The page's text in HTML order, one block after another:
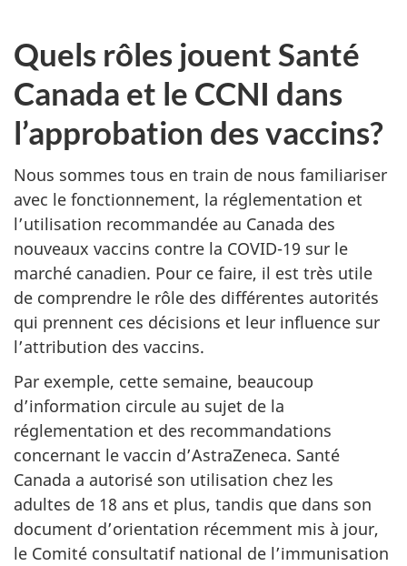
Quels rôles jouent Santé
Canada et le CCNI dans
l’approbation des vaccins?
Nous sommes tous en train de nous familiariser
avec le fonctionnement, la réglementation et
l’utilisation recommandée au Canada des
nouveaux vaccins contre la COVID-19 sur le
marché canadien. Pour ce faire, il est très utile
de comprendre le rôle des différentes autorités
qui prennent ces décisions et leur influence sur
l’attribution des vaccins.
Par exemple, cette semaine, beaucoup
d’information circule au sujet de la
réglementation et des recommandations
concernant le vaccin d’AstraZeneca. Santé
Canada a autorisé son utilisation chez les
adultes de 18 ans et plus, tandis que dans son
document d’orientation récemment mis à jour,
le Comité consultatif national de l’immunisation